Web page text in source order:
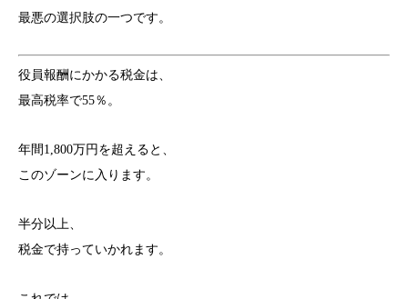
最悪の選択肢の一つです。
役員報酬にかかる税金は、
最高税率で55％。
年間1,800万円を超えると、
このゾーンに入ります。
半分以上、
税金で持っていかれます。